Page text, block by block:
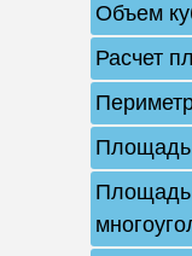
Объем
Расчет
Площадь
Площадь